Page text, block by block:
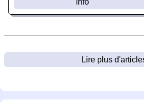
Lire plus